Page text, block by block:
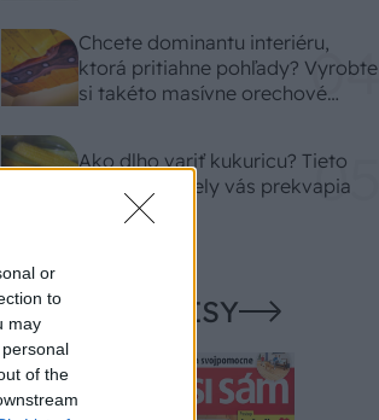
or
to
may
of the
Chcete dominantu interiéru,
ktorá pritiahne pohľady? Vyrobte
si takéto masívne orechové
Ako dlho variť kukuricu? Tieto
časové rozdiely vás prekvapia
NAŠE ČASOPISY